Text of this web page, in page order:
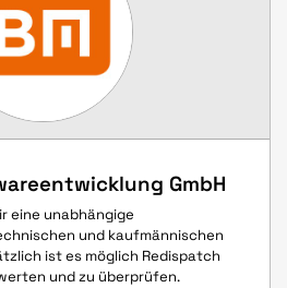
GmbH
eine unabhängige
und kaufmännischen
ist es möglich Redispatch
und zu überprüfen.